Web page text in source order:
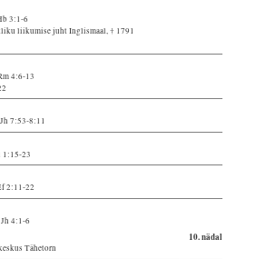
3:1-6
liikumise juht Inglismaal, † 1791
4:6-13
7:53-8:11
1:15-23
2:11-22
4:1-6
10. nädal
Tähetorn